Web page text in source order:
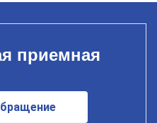
приемная